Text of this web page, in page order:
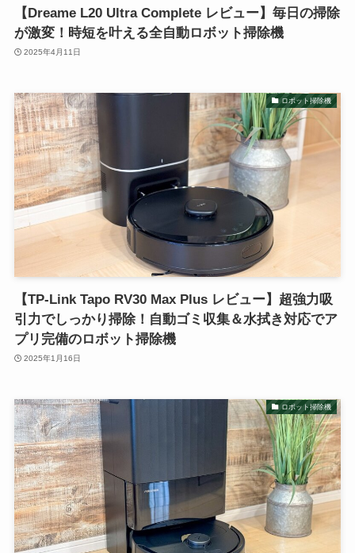
【Dreame L20 Ultra Complete レビュー】毎日の掃除
が激変！時短を叶える全自動ロボット掃除機
2025年4月11日
ロボット掃除機
【TP-Link Tapo RV30 Max Plus レビュー】超強力吸
引力でしっかり掃除！自動ゴミ収集＆水拭き対応でア
プリ完備のロボット掃除機
2025年1月16日
ロボット掃除機